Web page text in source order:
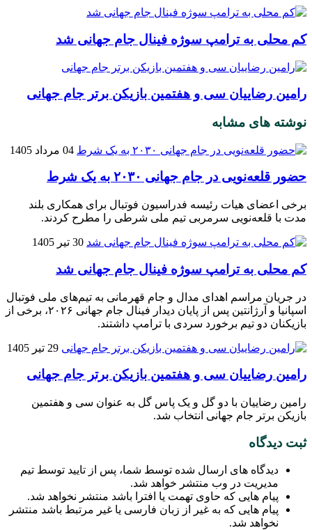
کم محلی به ترامپ سوژه فینال جام جهانی شد
رامین رضاییان سی‌ و هفتمین بازیکن برتر جام جهانی
نوشته های مشابه
04 مرداد 1405
حضور قلعه‌نویی در جام جهانی ۲۰۳۰ به یک شرط
برخی اعضای هیات رئیسه فدراسیون فوتبال برای همکاری بلند
مدت با قلعه‌نویی سرمربی تیم ملی شرطی را مطرح کردند.
30 تیر 1405
کم محلی به ترامپ سوژه فینال جام جهانی شد
در جریان مراسم اهدای مدال و جام قهرمانی به تیم‌های ملی فوتبال
اسپانیا و آرژانتین پس از پایان دیدار فینال جام جهانی ۲۰۲۶، برخی از
بازیکنان دو تیم برخورد سردی با ترامپ داشتند.
29 تیر 1405
رامین رضاییان سی‌ و هفتمین بازیکن برتر جام جهانی
رامین رضاییان با دو گل و یک پاس گل به عنوان سی‌ و هفتمین
بازیکن برتر جام جهانی انتخاب شد.
ثبت دیدگاه
دیدگاه های ارسال شده توسط شما، پس از تایید توسط تیم
مدیریت در وب منتشر خواهد شد.
پیام هایی که حاوی تهمت یا افترا باشد منتشر نخواهد شد.
پیام هایی که به غیر از زبان فارسی یا غیر مرتبط باشد منتشر
نخواهد شد.